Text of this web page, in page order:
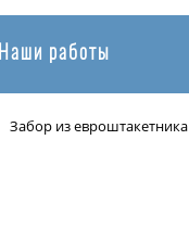
Наши работы
Забор из